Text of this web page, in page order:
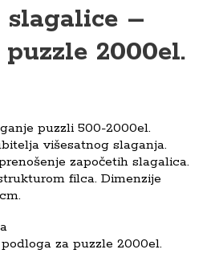
slagalice –
2000el.
puzzli 500-2000el.
višesatnog slaganja.
započetih slagalica.
filca. Dimenzije
za puzzle 2000el.